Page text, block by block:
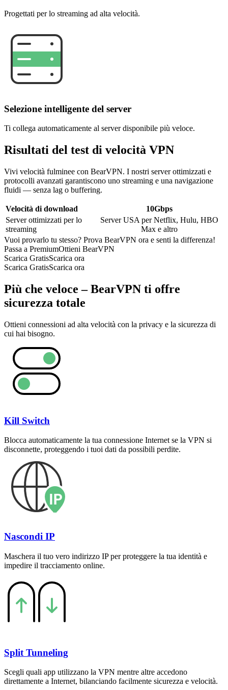
Progettati per lo streaming ad alta velocità.
Selezione intelligente del server
Ti collega automaticamente al server disponibile più veloce.
Risultati del test di velocità VPN
Vivi velocità fulminee con BearVPN. I nostri server ottimizzati e
protocolli avanzati garantiscono uno streaming e una navigazione
fluidi — senza lag o buffering.
Velocità di download
10Gbps
Server ottimizzati per lo
streaming
Server USA per Netflix, Hulu, HBO
Max e altro
Vuoi provarlo tu stesso? Prova BearVPN ora e senti la differenza!
Passa a PremiumOttieni BearVPN
Scarica GratisScarica ora
Scarica GratisScarica ora
Più che veloce – BearVPN ti offre
sicurezza totale
Ottieni connessioni ad alta velocità con la privacy e la sicurezza di
cui hai bisogno.
Kill Switch
Blocca automaticamente la tua connessione Internet se la VPN si
disconnette, proteggendo i tuoi dati da possibili perdite.
Nascondi IP
Maschera il tuo vero indirizzo IP per proteggere la tua identità e
impedire il tracciamento online.
Split Tunneling
Scegli quali app utilizzano la VPN mentre altre accedono
direttamente a Internet, bilanciando facilmente sicurezza e velocità.